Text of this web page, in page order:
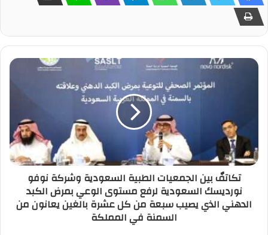
تكاتفٌ بين الجمعيات الطبية السعودية وشركة نوفو
نورديسك السعودية لرفع مستوى الوعي بمرض الكبد
الدهني الذي يصيب سبعة من كل عشرة بالغين يعانون من
السمنة في المملكة